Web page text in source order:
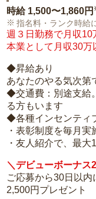
時給 1,500〜1,860円
指名料・ランク時給
週３日勤務で月収10
本業として月収30万
◆昇給あり
あなたのやる気次第
◆交通費：別途支給
る方もいます
◆各種インセンティ
・表彰制度を毎月実
・友人紹介で、最
＼デビューボーナス
ご応募から30日以内
2,500円プレゼント